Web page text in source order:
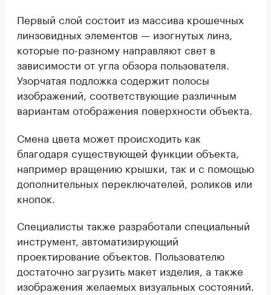
Первый слой состоит из массива крошечных
линзовидных элементов — изогнутых линз,
которые по-разному направляют свет в
зависимости от угла обзора пользователя.
Узорчатая подложка содержит полосы
изображений, соответствующие различным
вариантам отображения поверхности объекта.
Смена цвета может происходить как
благодаря существующей функции объекта,
например вращению крышки, так и с помощью
дополнительных переключателей, роликов или
кнопок.
Специалисты также разработали специальный
инструмент, автоматизирующий
проектирование объектов. Пользователю
достаточно загрузить макет изделия, а также
изображения желаемых визуальных состояний.